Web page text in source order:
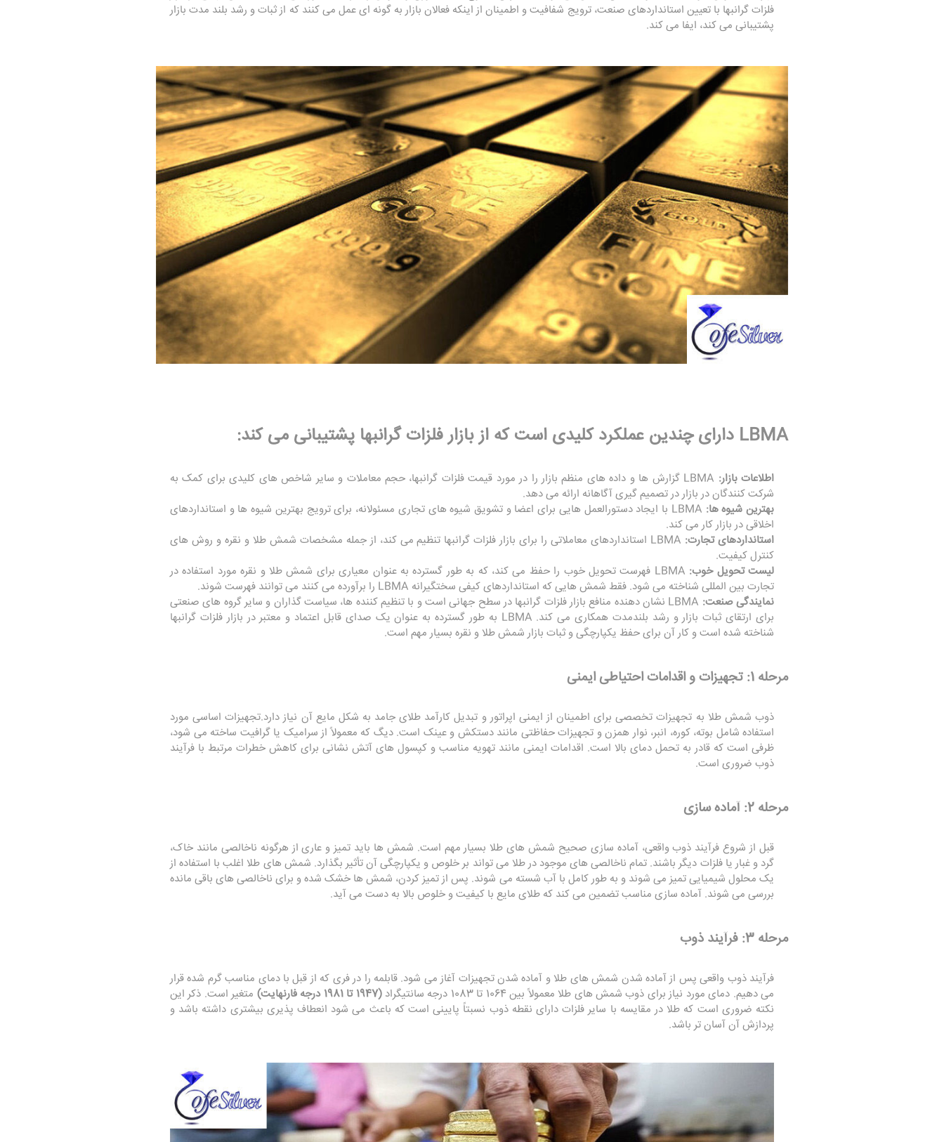
فلزات گرانبها با تعیین استانداردهای صنعت، ترویج شفافیت و اطمینان از اینکه فعالان بازار به گونه ای عمل می کنند که از ثبات و رشد بلند مدت بازار
پشتیبانی می کند، ایفا می کند.
LBMA دارای چندین عملکرد کلیدی است که از بازار فلزات گرانبها پشتیبانی می کند:
اطلاعات بازار:
LBMA گزارش ها و داده های منظم بازار را در مورد قیمت فلزات گرانبها، حجم معاملات و سایر شاخص های کلیدی برای کمک به
شرکت کنندگان در بازار در تصمیم گیری آگاهانه ارائه می دهد.
بهترین شیوه ها:
LBMA با ایجاد دستورالعمل هایی برای اعضا و تشویق شیوه های تجاری مسئولانه، برای ترویج بهترین شیوه ها و استانداردهای
اخلاقی در بازار کار می کند.
استانداردهای تجارت:
LBMA استانداردهای معاملاتی را برای بازار فلزات گرانبها تنظیم می کند، از جمله مشخصات شمش طلا و نقره و روش های
کنترل کیفیت.
لیست تحویل خوب:
LBMA فهرست تحویل خوب را حفظ می کند، که به طور گسترده به عنوان معیاری برای شمش طلا و نقره مورد استفاده در
تجارت بین المللی شناخته می شود. فقط شمش هایی که استانداردهای کیفی سختگیرانه LBMA را برآورده می کنند می توانند فهرست شوند.
نمایندگی صنعت:
LBMA نشان دهنده منافع بازار فلزات گرانبها در سطح جهانی است و با تنظیم کننده ها، سیاست گذاران و سایر گروه های صنعتی
برای ارتقای ثبات بازار و رشد بلندمدت همکاری می کند. LBMA به طور گسترده به عنوان یک صدای قابل اعتماد و معتبر در بازار فلزات گرانبها
شناخته شده است و کار آن برای حفظ یکپارچگی و ثبات بازار شمش طلا و نقره بسیار مهم است.
مرحله 1: تجهیزات و اقدامات احتیاطی ایمنی
ذوب شمش طلا به تجهیزات تخصصی برای اطمینان از ایمنی اپراتور و تبدیل کارآمد طلای جامد به شکل مایع آن نیاز دارد.تجهیزات اساسی مورد
استفاده شامل بوته، کوره، انبر، نوار همزن و تجهیزات حفاظتی مانند دستکش و عینک است. دیگ که معمولاً از سرامیک یا گرافیت ساخته می شود،
ظرفی است که قادر به تحمل دمای بالا است. اقدامات ایمنی مانند تهویه مناسب و کپسول های آتش نشانی برای کاهش خطرات مرتبط با فرآیند
ذوب ضروری است.
مرحله 2: آماده سازی
قبل از شروع فرآیند ذوب واقعی، آماده سازی صحیح شمش های طلا بسیار مهم است. شمش ها باید تمیز و عاری از هرگونه ناخالصی مانند خاک،
گرد و غبار یا فلزات دیگر باشند. تمام ناخالصی های موجود در طلا می تواند بر خلوص و یکپارچگی آن تأثیر بگذارد. شمش های طلا اغلب با استفاده از
یک محلول شیمیایی تمیز می شوند و به طور کامل با آب شسته می شوند. پس از تمیز کردن، شمش ها خشک شده و برای ناخالصی های باقی مانده
بررسی می شوند. آماده سازی مناسب تضمین می کند که طلای مایع با کیفیت و خلوص بالا به دست می آید.
مرحله 3: فرآیند ذوب
فرآیند ذوب واقعی پس از آماده شدن شمش های طلا و آماده شدن تجهیزات آغاز می شود. قابلمه را در فری که از قبل با دمای مناسب گرم شده قرار
می دهیم. دمای مورد نیاز برای ذوب شمش های طلا معمولاً بین 1064 تا 1083 درجه سانتیگراد
(1947 تا 1981 درجه فارنهایت)
متغیر است. ذکر این
نکته ضروری است که طلا در مقایسه با سایر فلزات دارای نقطه ذوب نسبتاً پایینی است که باعث می شود انعطاف پذیری بیشتری داشته باشد و
پردازش آن آسان تر باشد.